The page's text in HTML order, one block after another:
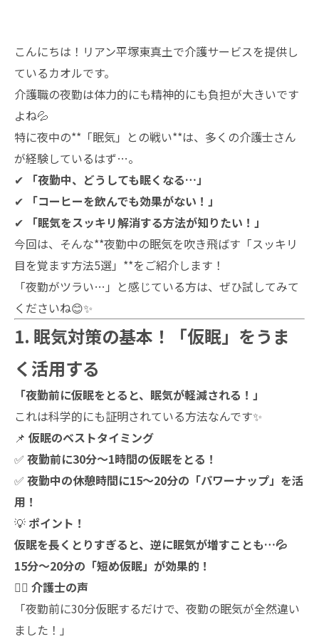
こんにちは！リアン平塚東真土で介護サービスを提供し
ているカオルです。
介護職の夜勤は体力的にも精神的にも負担が大きいです
よね💦
特に夜中の**「眠気」との戦い**は、多くの介護士さん
が経験しているはず…。
✔
「夜勤中、どうしても眠くなる…」
✔
「コーヒーを飲んでも効果がない！」
✔
「眠気をスッキリ解消する方法が知りたい！」
今回は、そんな**夜勤中の眠気を吹き飛ばす「スッキリ
目を覚ます方法5選」**をご紹介します！
「夜勤がツラい…」と感じている方は、ぜひ試してみて
くださいね😊✨
1. 眠気対策の基本！「仮眠」をうま
く活用する
「夜勤前に仮眠をとると、眠気が軽減される！」
これは科学的にも証明されている方法なんです✨
📌 仮眠のベストタイミング
✅ 夜勤前に30分～1時間の仮眠をとる！
✅ 夜勤中の休憩時間に15～20分の「パワーナップ」を活
用！
💡 ポイント！
仮眠を長くとりすぎると、逆に眠気が増すことも…💦
15分～20分の「短め仮眠」が効果的！
👩‍⚕️ 介護士の声
「夜勤前に30分仮眠するだけで、夜勤の眠気が全然違い
ました！」